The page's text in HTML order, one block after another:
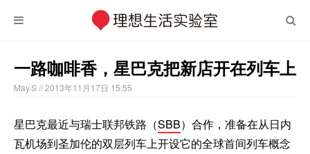
一路咖啡香，星巴克把新店开在列车上
May.S// 2013年11月17日 15:55
星巴克最近与瑞士联邦铁路（SBB）合作，准备在从日内
瓦机场到圣加伦的双层列车上开设它的全球首间列车概念